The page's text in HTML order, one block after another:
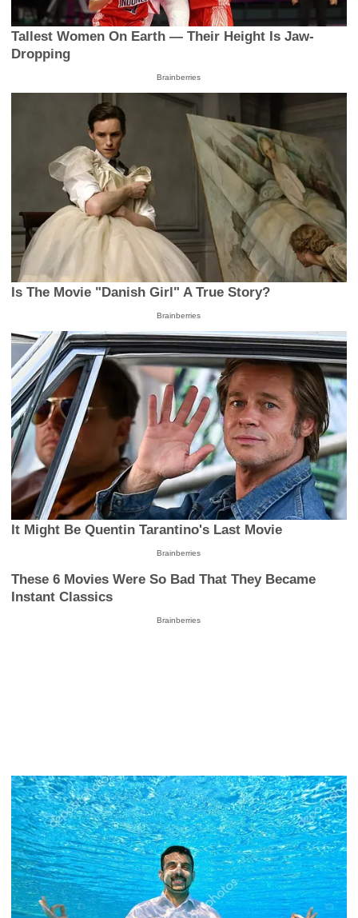
Tallest Women On Earth — Their Height Is Jaw-
Dropping
Brainberries
Is The Movie "Danish Girl" A True Story?
Brainberries
It Might Be Quentin Tarantino's Last Movie
Brainberries
These 6 Movies Were So Bad That They Became
Instant Classics
Brainberries